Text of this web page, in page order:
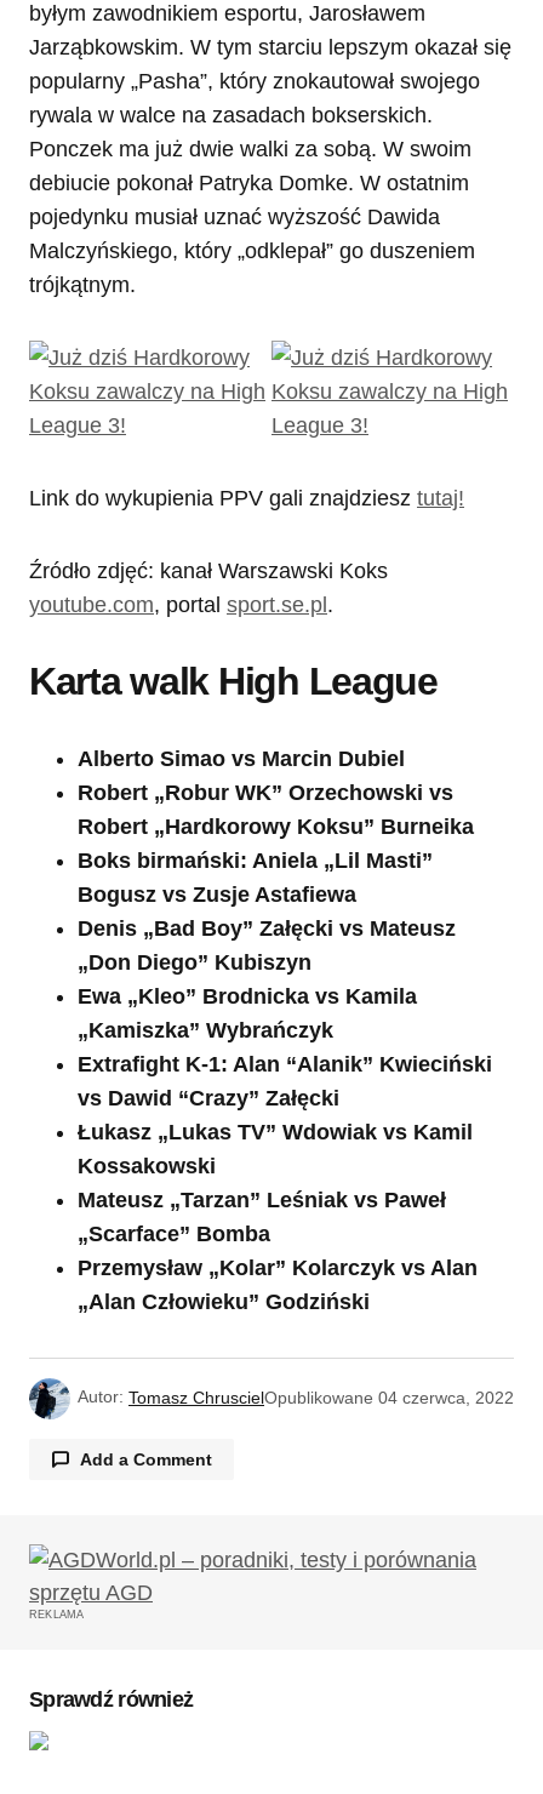
byłym zawodnikiem esportu, Jarosławem
Jarząbkowskim. W tym starciu lepszym okazał się
popularny „Pasha”, który znokautował swojego
rywala w walce na zasadach bokserskich.
Ponczek ma już dwie walki za sobą. W swoim
debiucie pokonał Patryka Domke. W ostatnim
pojedynku musiał uznać wyższość Dawida
Malczyńskiego, który „odklepał” go duszeniem
trójkątnym.
Link do wykupienia PPV gali znajdziesz tutaj!
Źródło zdjęć: kanał Warszawski Koks
youtube.com, portal sport.se.pl .
Karta walk High League
Alberto Simao vs Marcin Dubiel
Robert „Robur WK” Orzechowski vs
Robert „Hardkorowy Koksu” Burneika
Boks birmański: Aniela „Lil Masti”
Bogusz vs Zusje Astafiewa
Denis „Bad Boy” Załęcki vs Mateusz
„Don Diego” Kubiszyn
Ewa „Kleo” Brodnicka vs Kamila
„Kamiszka” Wybrańczyk
Extrafight K-1: Alan “Alanik” Kwieciński
vs Dawid “Crazy” Załęcki
Łukasz „Lukas TV” Wdowiak vs Kamil
Kossakowski
Mateusz „Tarzan” Leśniak vs Paweł
„Scarface” Bomba
Przemysław „Kolar” Kolarczyk vs Alan
„Alan Człowieku” Godziński
Autor: Tomasz ChruscielOpublikowane 04 czerwca, 2022
Add a Comment
Twój adres email nie zostanie opublikowany.
Wymagane pola są oznaczone
REKLAMA
Sprawdź również